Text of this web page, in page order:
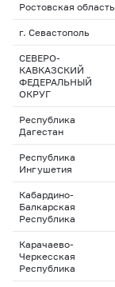
Ростовская область
г. Севастополь
СЕВЕРО-
КАВКАЗСКИЙ
ФЕДЕРАЛЬНЫЙ
ОКРУГ
Республика
Дагестан
Республика
Ингушетия
Кабардино-
Балкарская
Республика
Карачаево-
Черкесская
Республика